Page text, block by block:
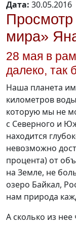
Дата: 30.05.2016
мира»
28 мая в
далеко, так
Наша планета
километров
которую мы не
с Северного и
находится
невозможно
процента) от
на Земле, не
озеро Байкал,
нам природа
А сколько из нее